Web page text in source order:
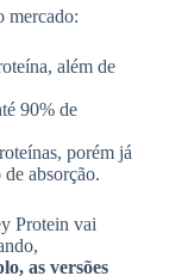
mercado:
além de
90% de
porém já
absorção.
Protein vai
as versões